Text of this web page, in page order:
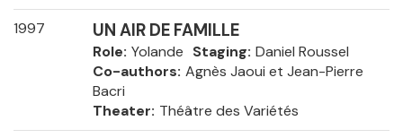
1997 UN AIR DE FAMILLE
Role Yolande Staging Daniel Roussel
Co-authors Agnès Jaoui et Jean-Pierre
Bacri
Theater Théâtre des Variétés